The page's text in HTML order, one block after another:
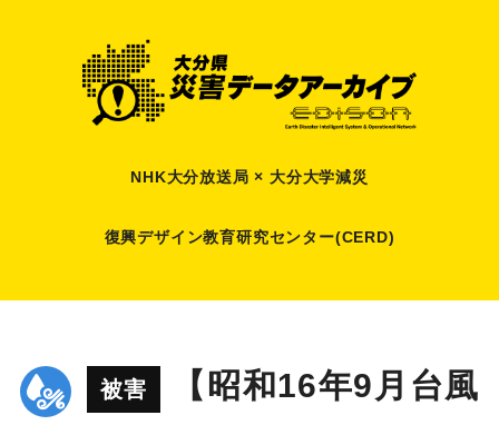
NHK大分放送局 × 大分大学減災
復興デザイン教育研究センター(CERD)
被害
【昭和16年9月台風